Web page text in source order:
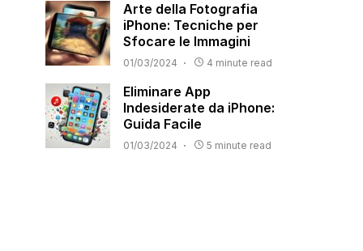
Arte della Fotografia
iPhone: Tecniche per
Sfocare le Immagini
01/03/2024 4 minute read
Eliminare App
Indesiderate da iPhone:
Guida Facile
01/03/2024 5 minute read